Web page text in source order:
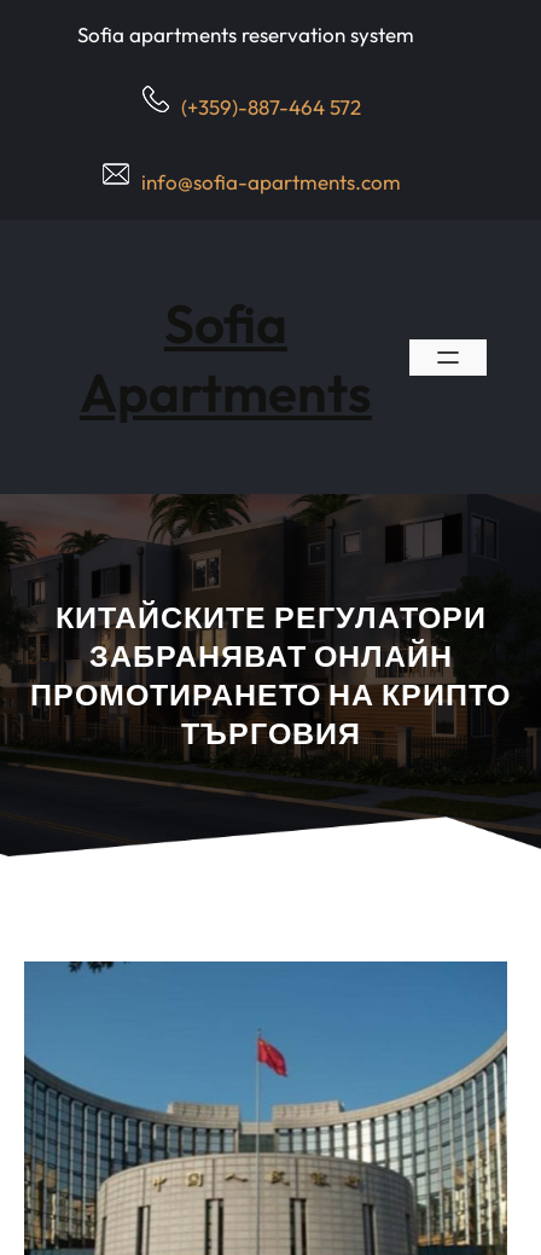
Sofia apartments reservation system
(+359)-887-464 572
info@sofia-apartments.com
Sofia
Apartments
КИТАЙСКИТЕ РЕГУЛАТОРИ
ЗАБРАНЯВАТ ОНЛАЙН
ПРОМОТИРАНЕТО НА КРИПТО
ТЪРГОВИЯ